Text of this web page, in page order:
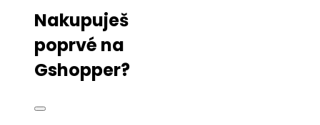
Nakupuješ
poprvé na
Gshopper?